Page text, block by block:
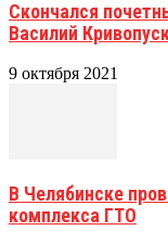
Скончался
Василий
9 октября 2021
В Челябинске
комплекса ГТО